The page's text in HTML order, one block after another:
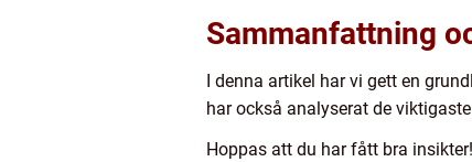
Sammanfattning
I denna artikel har vi gett en
har också analyserat de
Hoppas att du har fått bra